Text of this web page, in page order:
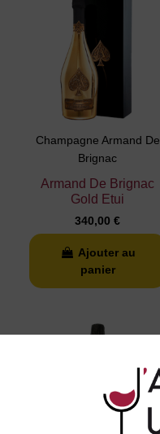
Champagne Armand De
Brignac
Armand De Brignac
Gold Etui
340,00 €
Ajouter au
panier